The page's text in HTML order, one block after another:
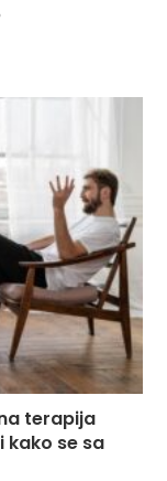
terapija
kako se sa